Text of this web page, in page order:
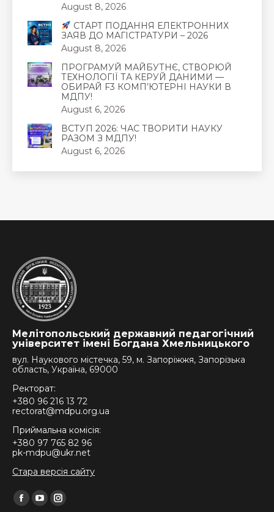
August 8, 2026
СТАРТ ПОДАННЯ ЕЛЕКТРОННИХ
ЗАЯВ ДО МАГІСТРАТУРИ – 2026
August 8, 2026
ПРОГРАМУЙ МАЙБУТНЄ, СТВОРЮЙ
ТЕХНОЛОГІЇ ТА КЕРУЙ ДАНИМИ —
ОБИРАЙ F3 КОМП’ЮТЕРНІ НАУКИ В
МДПУ!
August 6, 2026
ВСТУП 2026: ЧАС ТВОРИТИ НАУКУ
РАЗОМ З МДПУ!
August 6, 2026
Мелітопольський державний педагогічний
університет імені Богдана Хмельницького
вул. Наукового містечка, 59, м. Запоріжжя, Запорізька
область, Україна, 69000
Ректорат:
+380 96 216 13 72
rectorat@mdpu.org.ua
Приймальна комісія:
+380 97 765 82 96
pk-mdpu@ukr.net
Стара версія сайту
Find us on:
Facebook
YouTubeInstagram